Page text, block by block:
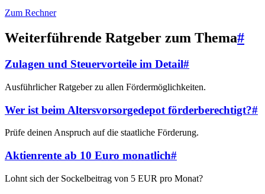
Zum Rechner
Weiterführende Ratgeber zum Thema#
Zulagen und Steuervorteile im Detail#
Ausführlicher Ratgeber zu allen Fördermöglichkeiten.
Wer ist beim Altersvorsorgedepot förderberechtigt?#
Prüfe deinen Anspruch auf die staatliche Förderung.
Aktienrente ab 10 Euro monatlich#
Lohnt sich der Sockelbeitrag von 5 EUR pro Monat?